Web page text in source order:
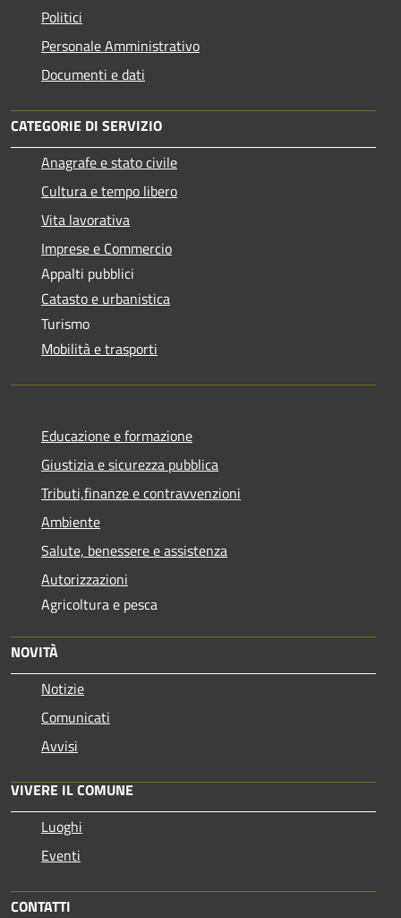
Politici
Personale Amministrativo
Documenti e dati
CATEGORIE DI SERVIZIO
Anagrafe e stato civile
Cultura e tempo libero
Vita lavorativa
Imprese e Commercio
Appalti pubblici
Catasto e urbanistica
Turismo
Mobilità e trasporti
Educazione e formazione
Giustizia e sicurezza pubblica
Tributi,finanze e contravvenzioni
Ambiente
Salute, benessere e assistenza
Autorizzazioni
Agricoltura e pesca
NOVITÀ
Notizie
Comunicati
Avvisi
VIVERE IL COMUNE
Luoghi
Eventi
CONTATTI